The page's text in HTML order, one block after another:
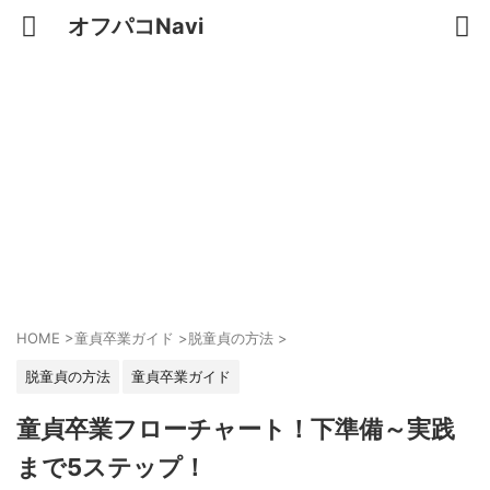
オフパコNavi
HOME >童貞卒業ガイド >脱童貞の方法 >
脱童貞の方法 童貞卒業ガイド
童貞卒業フローチャート！下準備～実践
まで5ステップ！